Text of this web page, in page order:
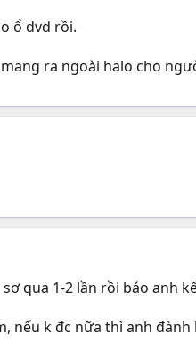
ổ dvd rồi.
ra ngoài halo cho
qua 1-2 lần rồi báo anh
nếu k đc nữa thì anh